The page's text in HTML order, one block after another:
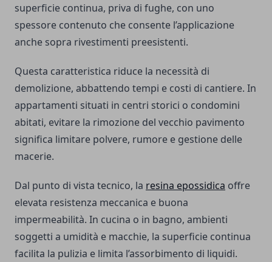
superficie continua, priva di fughe, con uno
spessore contenuto che consente l’applicazione
anche sopra rivestimenti preesistenti.
Questa caratteristica riduce la necessità di
demolizione, abbattendo tempi e costi di cantiere. In
appartamenti situati in centri storici o condomini
abitati, evitare la rimozione del vecchio pavimento
significa limitare polvere, rumore e gestione delle
macerie.
Dal punto di vista tecnico, la resina epossidica offre
elevata resistenza meccanica e buona
impermeabilità. In cucina o in bagno, ambienti
soggetti a umidità e macchie, la superficie continua
facilita la pulizia e limita l’assorbimento di liquidi.